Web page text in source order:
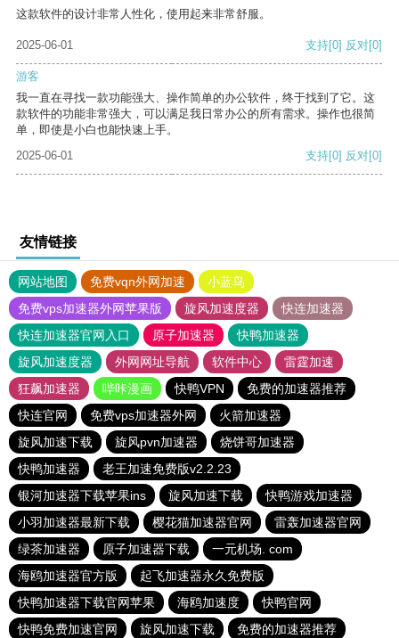
这款软件的设计非常人性化，使用起来非常舒服。
2025-06-01 支持[0] 反对[0]
游客
我一直在寻找一款功能强大、操作简单的办公软件，终于找到了它。这
款软件的功能非常强大，可以满足我日常办公的所有需求。操作也很简
单，即使是小白也能快速上手。
2025-06-01
支持[0] 反对[0]
友情链接
网站地图 免费vqn外网加速
小蓝鸟
免费vps加速器外网苹果版
旋风加速度器
快连加速器
快连加速器官网入口
原子加速器
快鸭加速器
旋风加速度器
外网网址导航 软件中心
雷霆加速
狂飙加速器
哔咔漫画 快鸭VPN
免费的加速器推荐
快连官网
免费vps加速器外网
火箭加速器
旋风加速下载
旋风pvn加速器
烧饼哥加速器
快鸭加速器
老王加速免费版v2.2.23
银河加速器下载苹果ins
旋风加速下载
快鸭游戏加速器
小羽加速器最新下载
樱花猫加速器官网
雷轰加速器官网
绿茶加速器
原子加速器下载
一元机场. com
海鸥加速器官方版
起飞加速器永久免费版
快鸭加速器下载官网苹果
海鸥加速度
快鸭官网
快鸭免费加速官网
旋风加速下载 免费的加速器推荐